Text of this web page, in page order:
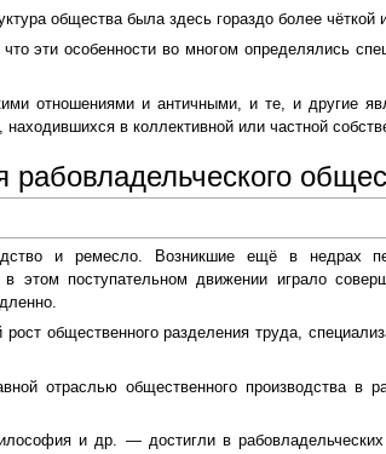
общества была здесь гораздо более чёткой
эти особенности во многом определялись
отношениями и античными, и те, и другие
в коллективной или частной
и ремесло. Возникшие ещё в недрах
поступательном движении играло
общественного разделения труда,
отраслью общественного производства в
и др. — достигли в рабовладельческих